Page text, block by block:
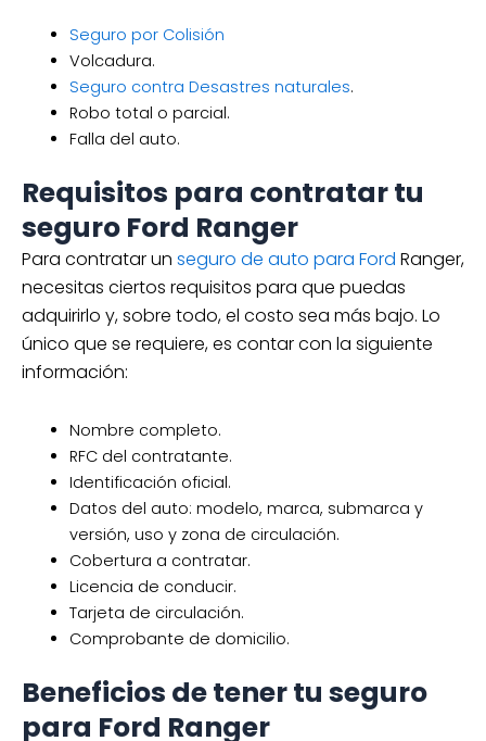
Seguro por Colisión
Volcadura.
Seguro contra Desastres naturales.
Robo total o parcial.
Falla del auto.
Requisitos para contratar tu
seguro Ford Ranger
Para contratar un seguro de auto para Ford Ranger,
necesitas ciertos requisitos para que puedas
adquirirlo y, sobre todo, el costo sea más bajo. Lo
único que se requiere, es contar con la siguiente
información:
Nombre completo.
RFC del contratante.
Identificación oficial.
Datos del auto: modelo, marca, submarca y
versión, uso y zona de circulación.
Cobertura a contratar.
Licencia de conducir.
Tarjeta de circulación.
Comprobante de domicilio.
Beneficios de tener tu seguro
para Ford Ranger